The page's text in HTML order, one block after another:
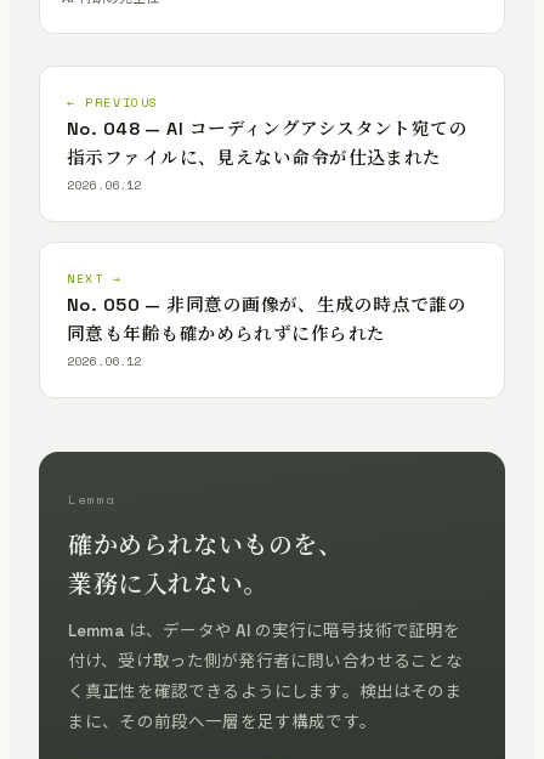
← PREVIOUS
No. 048 — AI コーディングアシスタント宛ての
指示ファイルに、見えない命令が仕込まれた
2026.06.12
NEXT →
No. 050 — 非同意の画像が、生成の時点で誰の
同意も年齢も確かめられずに作られた
2026.06.12
Lemma
確かめられないものを、
業務に入れない。
Lemma は、データや AI の実行に暗号技術で証明を
付け、受け取った側が発行者に問い合わせることな
く真正性を確認できるようにします。検出はそのま
まに、その前段へ一層を足す構成です。